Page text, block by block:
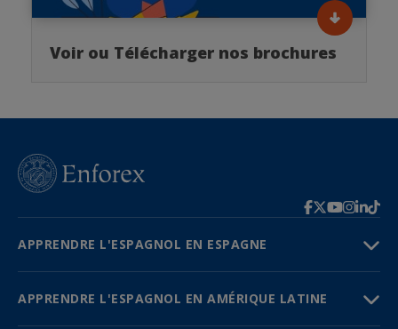
Voir ou Télécharger nos brochures
APPRENDRE L'ESPAGNOL EN ESPAGNE
APPRENDRE L'ESPAGNOL EN AMÉRIQUE LATINE